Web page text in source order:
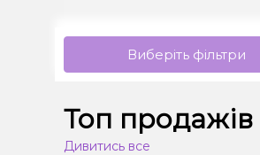
Виберіть фільтри
Топ продажів
Дивитись все